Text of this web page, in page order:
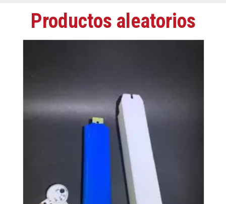
Productos aleatorios